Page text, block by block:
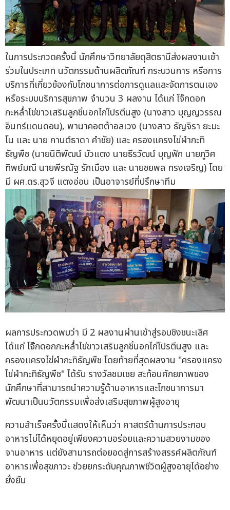
ในการประกวดครั้งนี้ นักศึกษาวิทยาลัยดุสิตธานีส่งผลงานเข้า
ร่วมในประเภท นวัตกรรมด้านผลิตภัณฑ์ กระบวนการ หรือการ
บริการที่เกี่ยวข้องกับโภชนาการต่อการดูแลและจัดการตนเอง
หรือระบบบริการสุขภาพ จำนวน 3 ผลงาน ได้แก่ โจ๊กดอก
กะหล่ำไข่ขาวเสริมลูกชิ้นอกไก่โปรตีนสูง (นางสาว บุญญวรรณ
อินทร์แดนดอน), พานาคอตต้าอลเวง (นางสาว ธัญจิรา ยะมะ
โน และ นาย กานต์ธาดา คำชัย) และ ครองแครงไข่ผำกะทิ
ธัญพืช (นายนิติพัฒน์ บัวแตง นายธีรวัฒน์ บุญฟัก นายภูวิศ
ทิพย์มณี นายพีรณัฐ รักเมือง และ นายชยพล ทรงเจริญ) โดย
มี ผศ.ดร.สุวจี แตงอ่อน เป็นอาจารย์ที่ปรึกษาทีม
ผลการประกวดพบว่า มี 2 ผลงานผ่านเข้าสู่รอบชิงชนะเลิศ
ได้แก่ โจ๊กดอกกะหล่ำไข่ขาวเสริมลูกชิ้นอกไก่โปรตีนสูง และ
ครองแครงไข่ผำกะทิธัญพืช โดยท้ายที่สุดผลงาน "ครองแครง
ไข่ผำกะทิธัญพืช" ได้รับ รางวัลชมเชย สะท้อนศักยภาพของ
นักศึกษาที่สามารถนำความรู้ด้านอาหารและโภชนาการมา
พัฒนาเป็นนวัตกรรมเพื่อส่งเสริมสุขภาพผู้สูงอายุ
ความสำเร็จครั้งนี้แสดงให้เห็นว่า ศาสตร์ด้านการประกอบ
อาหารไม่ได้หยุดอยู่เพียงความอร่อยและความสวยงามของ
จานอาหาร แต่ยังสามารถต่อยอดสู่การสร้างสรรค์ผลิตภัณฑ์
อาหารเพื่อสุขภาวะ ช่วยยกระดับคุณภาพชีวิตผู้สูงอายุได้อย่าง
ยั่งยืน